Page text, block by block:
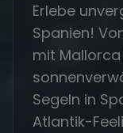
Erlebe
Spanien!
mit
Segeln in
Atlantik-